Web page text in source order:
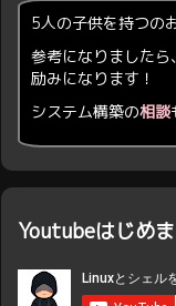
5人の子供を持つの
参考になりましたら、
励みになります！
システム構築の相談
Youtubeはじめ